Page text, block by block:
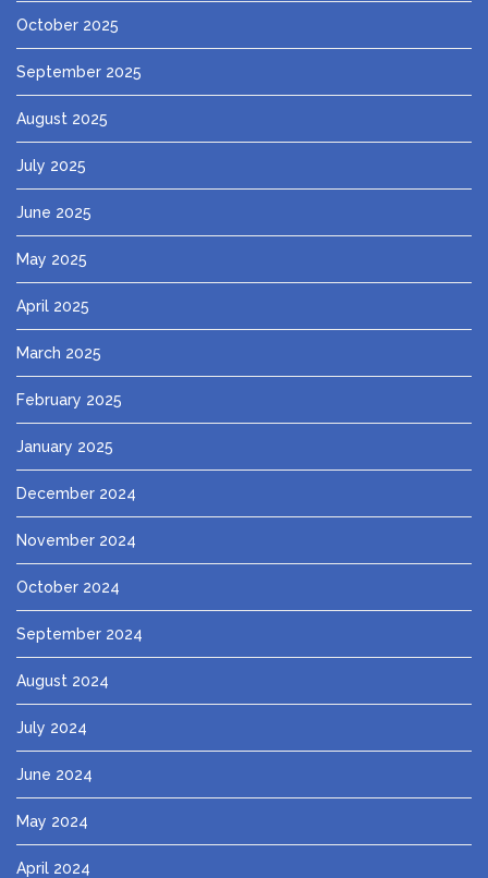
October 2025
September 2025
August 2025
July 2025
June 2025
May 2025
April 2025
March 2025
February 2025
January 2025
December 2024
November 2024
October 2024
September 2024
August 2024
July 2024
June 2024
May 2024
April 2024